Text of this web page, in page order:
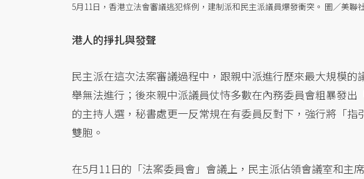
5月11日，香港立法會審議逃犯條例，建制派和民主派議員爆發衝突。 圖／美聯
港人的掙扎與發聲
民主派在這次法案審議過程中，跟親中派進行歷來最大規模
舉無法進行；後來親中派議員仗恃多數在內務委員會粗暴發出
的主持人選，秘書處更一反常規在有委員反對下，強行將「指
雙胞。
在5月11日的「法案委員會」會議上，民主派佔領會議室和主